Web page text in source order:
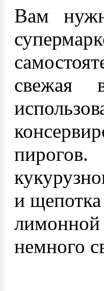
Вам
свежая
и
лимонной
немного